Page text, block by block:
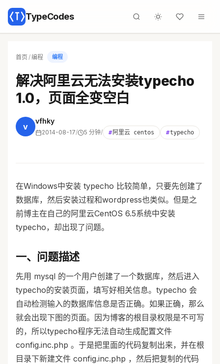
TypeCodes
首页 /编程 编程
解决阿里云无法安装typecho
1.0，页面全变空白
v
vfhky
2014-08-17/ 5 分钟/ # 阿里云 centos #typecho
在Windows中安装 typecho 比较简单，只要先创建了
数据库，然后安装过程和wordpress也类似。但是之
前博主在自己的阿里云CentOS 6.5系统中安装
typecho，却出现了问题。
一、问题描述
先用 mysql 的一个用户创建了一个数据库，然后进入
typecho的安装页面，填写好相关信息。typecho 会
自动检测输入的数据库信息是否正确。如果正确，那么
就会出现下图的页面。因为博客的根目录权限是不可写
的，所以typecho程序无法自动生成配置文件
config.inc.php 。于是把里面的代码复制出来，并在根
目录下新建文件 config.inc.php ，然后把复制的代码